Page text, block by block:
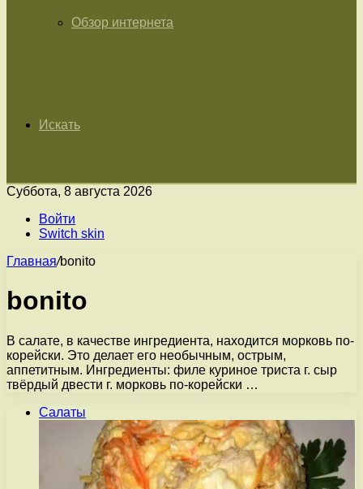
Обзор интернета
Искать
Суббота, 8 августа 2026
Войти
Switch skin
Главная/bonito
bonito
В салате, в качестве ингредиента, находится морковь по-
корейски. Это делает его необычным, острым,
аппетитным. Ингредиенты: филе куриное триста г. сыр
твёрдый двести г. морковь по-корейски …
Салаты